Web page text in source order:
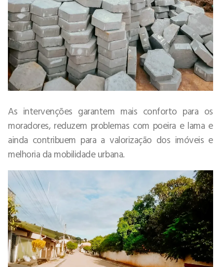
As intervenções garantem mais conforto para os
moradores, reduzem problemas com poeira e lama e
ainda contribuem para a valorização dos imóveis e
melhoria da mobilidade urbana.